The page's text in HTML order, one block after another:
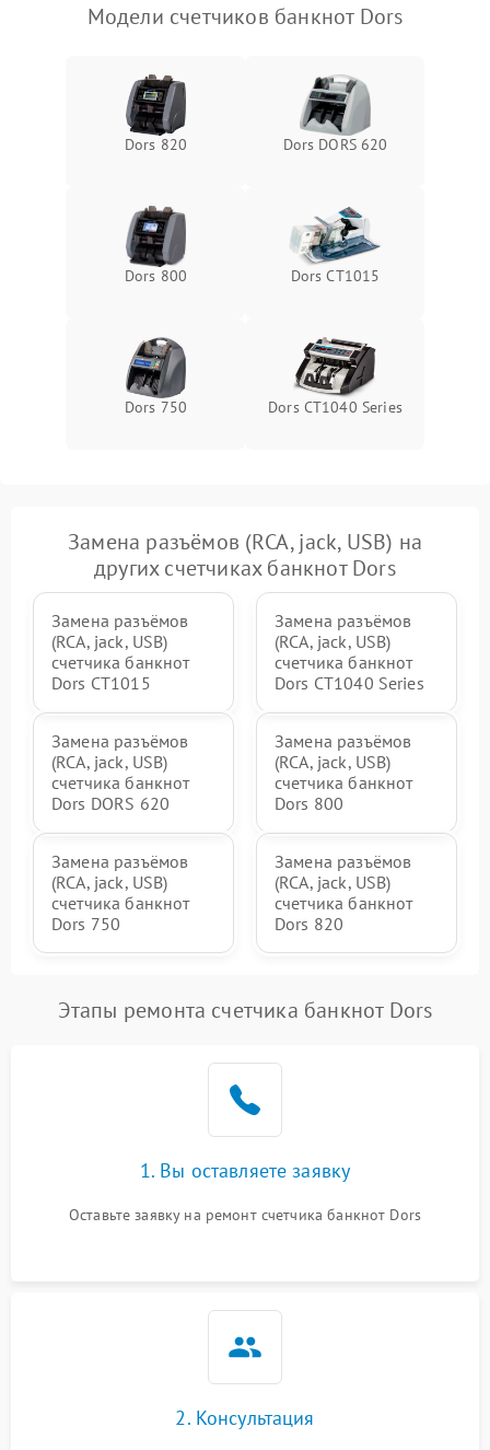
Поломка системы защиты
от замыкания
Подробнее →
Модели счетчиков банкнот Dors
Dors 820 Dors DORS 620
Dors 800 Dors CT1015
Dors 750 Dors CT1040 Series
Замена разъёмов (RCA, jack, USB) на
других счетчиках банкнот Dors
Замена разъёмов
(RCA, jack, USB)
счетчика банкнот
Dors CT1015
Замена разъёмов
(RCA, jack, USB)
счетчика банкнот
Dors CT1040 Series
Замена разъёмов
(RCA, jack, USB)
счетчика банкнот
Dors DORS 620
Замена разъёмов
(RCA, jack, USB)
счетчика банкнот
Dors 800
Замена разъёмов
(RCA, jack, USB)
счетчика банкнот
Dors 750
Замена разъёмов
(RCA, jack, USB)
счетчика банкнот
Dors 820
Этапы ремонта счетчика банкнот Dors
1. Вы оставляете заявку
Оставьте заявку на ремонт счетчика банкнот Dors
2. Консультация